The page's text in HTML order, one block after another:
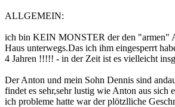
ALLGEMEIN:
ich bin KEIN MONSTER der den "armen"
Haus unterwegs.Das ich ihm eingesperrt
4 Jahren !!!!! - in der Zeit ist es vielleicht
Der Anton und mein Sohn Dennis sind
findet es sehr,sehr lustig wie Anton aus sich
ich probleme hatte war der plötzlliche